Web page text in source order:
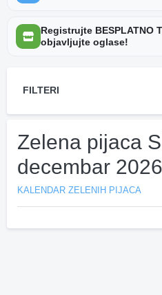
Registrujte BESPLATNO
objavljujte oglase!
FILTERI
Zelena pijaca
decembar 2026
KALENDAR ZELENIH PIJACA